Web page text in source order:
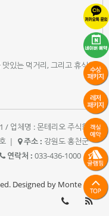
있는 먹거리, 그리고 휴식이
/ 업체명 : 몬테리오 주식회사
| 주소 : 강원도 홍천군
연락처 : 033-436-1000
|
Designed by Monte rio.